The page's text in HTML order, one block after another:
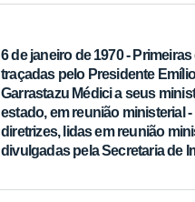
6 de janeiro de 1970 -
traçadas pelo Presidente Emílio
Garrastazu Médici a seus
estado, em reunião ministerial
diretrizes, lidas em reunião
divulgadas pela Secretaria de